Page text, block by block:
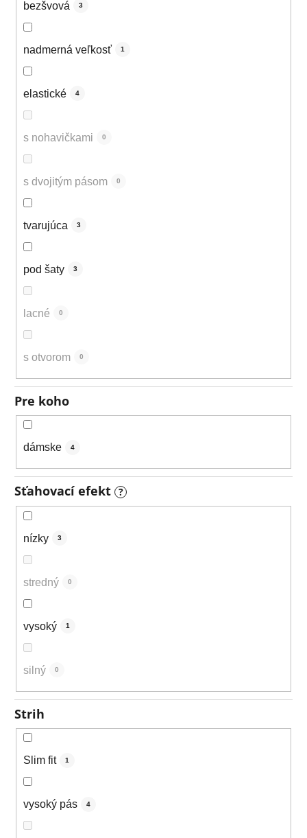
bezšvová 3
nadmerná veľkosť 1
elastické 4
s nohavičkami 0
s dvojitým pásom 0
tvarujúca 3
pod šaty 3
lacné 0
s otvorom 0
Pre koho
dámske 4
Sťahovací efekt ?
nízky 3
stredný 0
vysoký 1
silný 0
Strih
Slim fit 1
vysoký pás 4